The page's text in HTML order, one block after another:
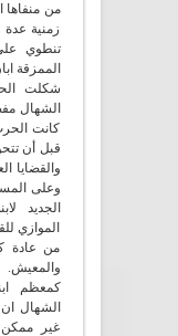
من
زمنية عدة
تنطوي
الممزقة
شكلت
الشهال
كانت
قبل أن
والقضايا
وعلى
الجديد
الموازي
من عادة
والمعيش.
كمعظم
الشهال
غير ممكن